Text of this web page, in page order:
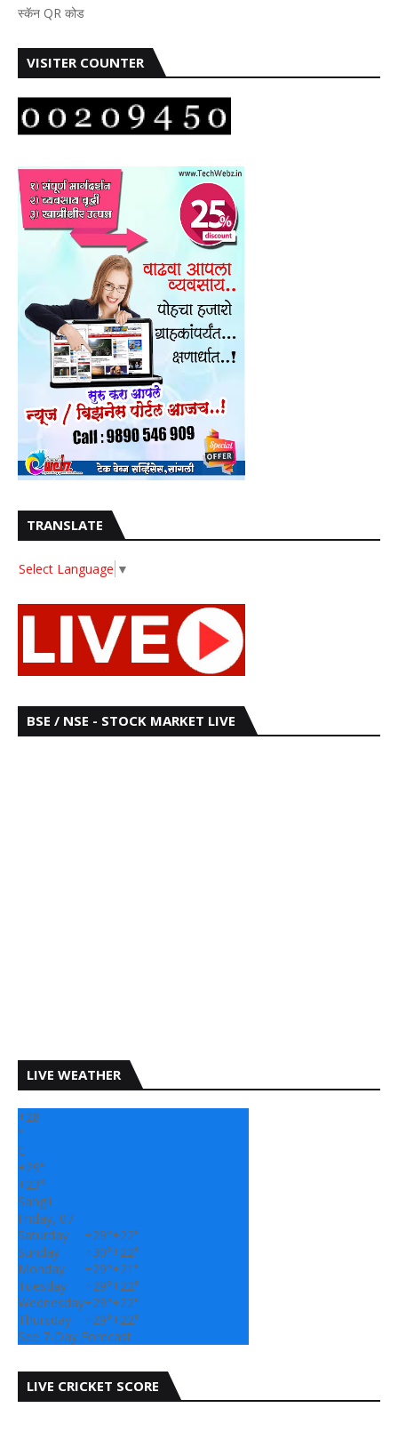
स्कॅन QR कोड
VISITER COUNTER
TRANSLATE
Select Language ▼
BSE / NSE - STOCK MARKET LIVE
LIVE WEATHER
+28
°
C
+29°
+23°
Sangli
Friday, 07
Saturday
+29°+22°
Sunday
+30°+22°
Monday
+29°+21°
Tuesday
+29°+22°
Wednesday+29°+22°
Thursday
+29°+22°
See 7-Day Forecast
LIVE CRICKET SCORE